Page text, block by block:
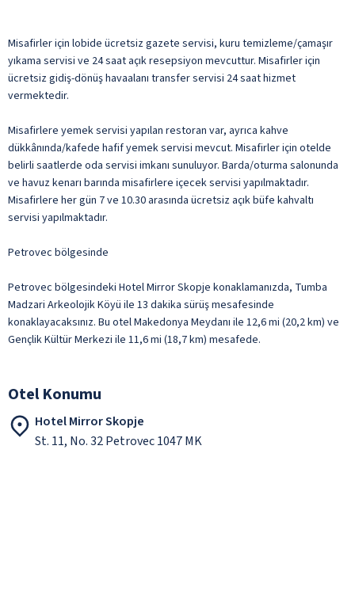
Misafirler için lobide ücretsiz gazete servisi, kuru temizleme/çamaşır
yıkama servisi ve 24 saat açık resepsiyon mevcuttur. Misafirler için
ücretsiz gidiş-dönüş havaalanı transfer servisi 24 saat hizmet
vermektedir.
Misafirlere yemek servisi yapılan restoran var, ayrıca kahve
dükkânında/kafede hafif yemek servisi mevcut. Misafirler için otelde
belirli saatlerde oda servisi imkanı sunuluyor. Barda/oturma salonunda
ve havuz kenarı barında misafirlere içecek servisi yapılmaktadır.
Misafirlere her gün 7 ve 10.30 arasında ücretsiz açık büfe kahvaltı
servisi yapılmaktadır.
Petrovec bölgesinde
Petrovec bölgesindeki Hotel Mirror Skopje konaklamanızda, Tumba
Madzari Arkeolojik Köyü ile 13 dakika sürüş mesafesinde
konaklayacaksınız. Bu otel Makedonya Meydanı ile 12,6 mi (20,2 km) ve
Gençlik Kültür Merkezi ile 11,6 mi (18,7 km) mesafede.
Otel Konumu
Hotel Mirror Skopje
St. 11, No. 32 Petrovec 1047 MK